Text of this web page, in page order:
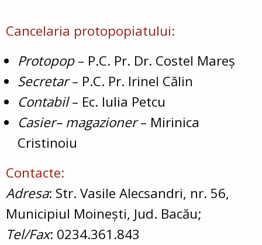
Cancelaria protopopiatului:
Protopop– P.C. Pr. Dr. Costel Mareş
Secretar– P.C. Pr. Irinel Călin
Contabil– Ec. Iulia Petcu
Casier– magazioner– Mirinica
Cristinoiu
Contacte:
Adresa: Str. Vasile Alecsandri, nr. 56,
Municipiul Moinești, Jud. Bacău;
Tel/Fax: 0234.361.843